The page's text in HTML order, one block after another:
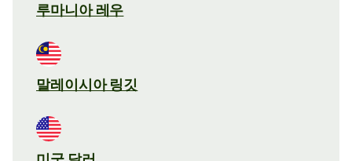
루마니아 레우
말레이시아 링깃